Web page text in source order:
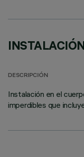
DESCRIPCIÓN
Instalación en el
imperdibles que